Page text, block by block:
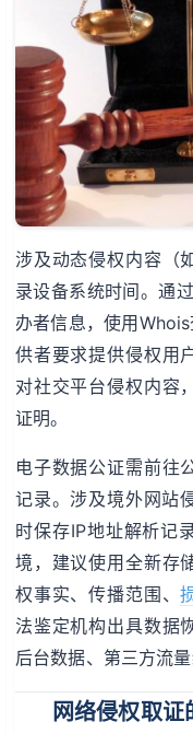
涉及动态侵权内容（
录设备系统时间。通
办者信息，使用
供者要求提供侵权用
对社交平台侵权内容
证明。
电子数据公证需前往
记录。涉及境外网站
时保存IP地址解析记
境，建议使用全新存
权事实、传播范围、
法鉴定机构出具数据
后台数据、第三方流
网络侵权取